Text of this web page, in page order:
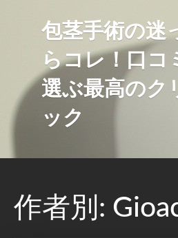
包茎手術の迷
らコレ！口コ
選ぶ最高のク
ック
作者別: